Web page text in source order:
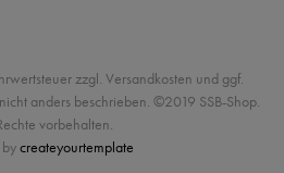
zzgl. Versandkosten und ggf.
anders beschrieben. ©2019 SSB-Shop.
vorbehalten.
createyourtemplate